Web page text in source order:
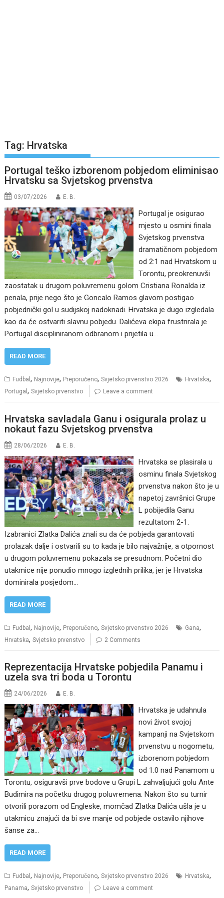
Tag: Hrvatska
Portugal teško izborenom pobjedom eliminisao
Hrvatsku sa Svjetskog prvenstva
03/07/2026 E. B.
Portugal je osigurao
mjesto u osmini finala
Svjetskog prvenstva
dramatičnom pobjedom
od 2:1 nad Hrvatskom u
Torontu, preokrenuvši
zaostatak u drugom poluvremenu golom Cristiana Ronalda iz
penala, prije nego što je Goncalo Ramos glavom postigao
pobjednički gol u sudijskoj nadoknadi. Hrvatska je dugo izgledala
kao da će ostvariti slavnu pobjedu. Dalićeva ekipa frustrirala je
Portugal discipliniranom odbranom i prijetila u…
READ MORE
Fudbal, Najnovije, Preporučeno,Svjetsko prvenstvo 2026 Hrvatska,
Portugal,Svjetsko prvenstvo Leave a comment
Hrvatska savladala Ganu i osigurala prolaz u
nokaut fazu Svjetskog prvenstva
28/06/2026 E. B.
Hrvatska se plasirala u
osminu finala Svjetskog
prvenstva nakon što je u
napetoj završnici Grupe
L pobijedila Ganu
rezultatom 2-1.
Izabranici Zlatka Dalića znali su da će pobjeda garantovati
prolazak dalje i ostvarili su to kada je bilo najvažnije, a otpornost
u drugom poluvremenu pokazala se presudnom. Početni dio
utakmice nije ponudio mnogo izglednih prilika, jer je Hrvatska
dominirala posjedom…
READ MORE
Fudbal, Najnovije, Preporučeno,Svjetsko prvenstvo 2026 Gana,
Hrvatska,Svjetsko prvenstvo 2 Comments
Reprezentacija Hrvatske pobjedila Panamu i
uzela sva tri boda u Torontu
24/06/2026 E. B.
Hrvatska je udahnula
novi život svojoj
kampanji na Svjetskom
prvenstvu u nogometu,
izborenom pobjedom
od 1:0 nad Panamom u
Torontu, osiguravši prve bodove u Grupi L zahvaljujući golu Ante
Budimira na početku drugog poluvremena. Nakon što su turnir
otvorili porazom od Engleske, momčad Zlatka Dalića ušla je u
utakmicu znajući da bi sve manje od pobjede ostavilo njihove
šanse za…
READ MORE
Fudbal, Najnovije, Preporučeno,Svjetsko prvenstvo 2026 Hrvatska,
Panama,Svjetsko prvenstvo Leave a comment